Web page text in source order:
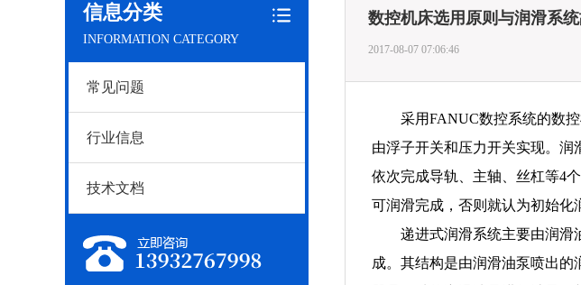
信息分类
INFORMATION CATEGORY
常见问题
行业信息
技术文档
数控机床选用原则与润滑系
2017-08-07 07:06:46
采用FANUC数控系统的数
由浮子开关和压力开关实现。润
依次完成导轨、主轴、丝杠等4
可润滑完成，否则就认为初始化
递进式润滑系统主要由润滑
成。其结构是由润滑油泵喷出